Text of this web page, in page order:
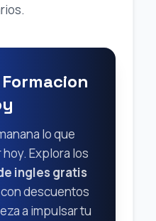
lo que
Explora los
ingles gratis
descuentos
a impulsar tu